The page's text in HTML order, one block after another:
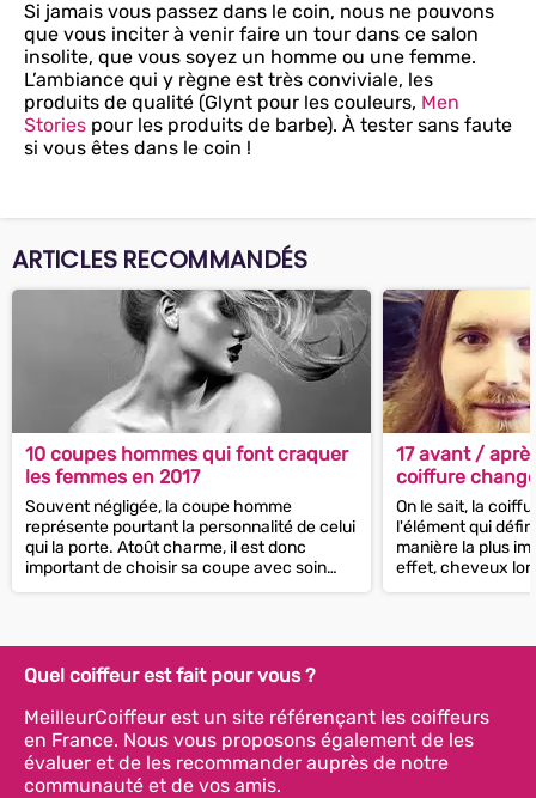
Si jamais vous passez dans le coin, nous ne pouvons
que vous inciter à venir faire un tour dans ce salon
insolite, que vous soyez un homme ou une femme.
L’ambiance qui y règne est très conviviale, les
produits de qualité (Glynt pour les couleurs, Men
Stories pour les produits de barbe). À tester sans faute
si vous êtes dans le coin !
ARTICLES RECOMMANDÉS
10 coupes hommes qui font craquer
les femmes en 2017
Souvent négligée, la coupe homme
représente pourtant la personnalité de celui
qui la porte. Atoût charme, il est donc
important de choisir sa coupe avec soin
et...
17 avant /
coiffure
On le sait, la
l'élément qui
manière la plus
effet, cheveux
Quel coiffeur est fait pour vous ?
MeilleurCoiffeur est un site référençant les coiffeurs
en France. Nous vous proposons également de les
évaluer et de les recommander auprès de notre
communauté et de vos amis.